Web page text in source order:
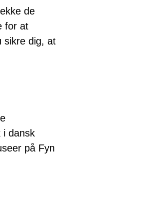
de
for at
sikre dig, at
i dansk
på Fyn